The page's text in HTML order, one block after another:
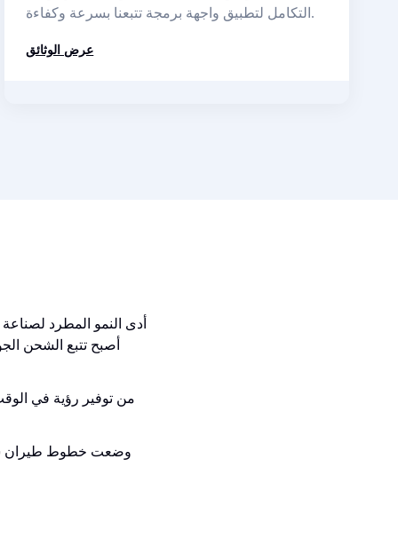
التكامل لتطبيق واجهة برمجة تتبعنا بسرعة وكفاءة.
عرض الوثائق
أدى النمو المطرد
أصبح تتبع الشحن
من توفير رؤية في
وضعت خطوط طيران